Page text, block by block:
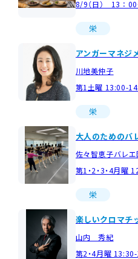
8/9（日） 13：
栄
アンガーマネジ
川地美仲子
第1土曜 13:00-
栄
大人のためのバ
佐々智恵子バレ
第1・2・3・4月曜
栄
楽しいクロマチ
山内 秀紀
第2・4月曜